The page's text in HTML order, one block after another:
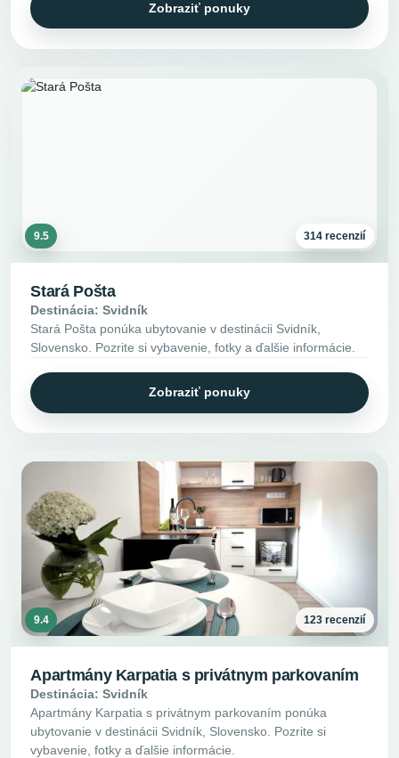
Zobraziť ponuky
9.5 314 recenzií
Stará Pošta
Destinácia: Svidník
Stará Pošta ponúka ubytovanie v destinácii Svidník,
Slovensko. Pozrite si vybavenie, fotky a ďalšie informácie.
Zobraziť ponuky
9.4 123 recenzií
Apartmány Karpatia s privátnym parkovaním
Destinácia: Svidník
Apartmány Karpatia s privátnym parkovaním ponúka
ubytovanie v destinácii Svidník, Slovensko. Pozrite si
vybavenie, fotky a ďalšie informácie.